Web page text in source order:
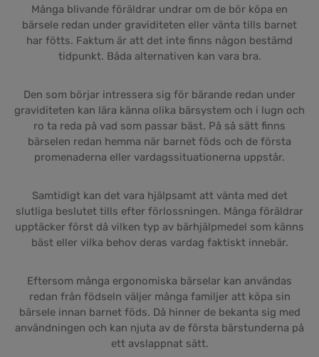
Många blivande föräldrar undrar om de bör köpa en
bärsele redan under graviditeten eller vänta tills barnet
har fötts. Faktum är att det inte finns någon bestämd
tidpunkt. Båda alternativen kan vara bra.
Den som börjar intressera sig för bärande redan under
graviditeten kan lära känna olika bärsystem och i lugn och
ro ta reda på vad som passar bäst. På så sätt finns
bärselen redan hemma när barnet föds och de första
promenaderna eller vardagssituationerna uppstår.
Samtidigt kan det vara hjälpsamt att vänta med det
slutliga beslutet tills efter förlossningen. Många föräldrar
upptäcker först då vilken typ av bärhjälpmedel som känns
bäst eller vilka behov deras vardag faktiskt innebär.
Eftersom många ergonomiska bärselar kan användas
redan från födseln väljer många familjer att köpa sin
bärsele innan barnet föds. Då hinner de bekanta sig med
användningen och kan njuta av de första bärstunderna på
ett avslappnat sätt.